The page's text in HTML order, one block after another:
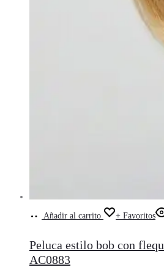
Añadir al carrito + Favoritos
Peluca estilo bob con
AC0883